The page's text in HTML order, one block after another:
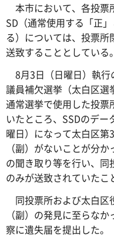
本市において、各投票
SD（通常使用する「正
る）については、投票
送致することとしている。
8月3日（日曜日）執行
議員補欠選挙（太白区選
通常選挙で使用した投票
いたところ、SSDのデ
曜日）になって太白区第
（副）がないことが分
の聞き取り等を行い、同
のみが送致されていたこ
同投票所および太白区
（副）の発見に至らな
察に遺失届を提出した。